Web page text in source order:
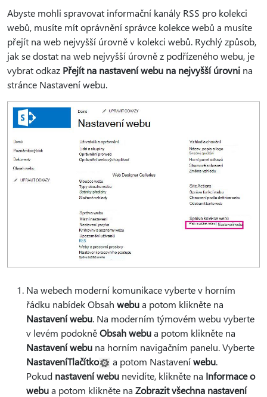
Abyste mohli spravovat informační kanály RSS pro kolekci
webů, musíte mít oprávnění správce kolekce webů a musíte
přejít na web nejvyšší úrovně v kolekci webů. Rychlý způsob,
jak se dostat na web nejvyšší úrovně z podřízeného webu, je
vybrat odkaz Přejít na nastavení webu na nejvyšší úrovni na
stránce Nastavení webu.
Na webech moderní komunikace vyberte v horním
řádku nabídek Obsah webua potom klikněte na
Nastavení webu. Na moderním týmovém webu vyberte
v levém podokněObsah webua potom klikněte na
Nastavení webu na horním navigačním panelu. Vyberte
NastaveníTlačítko
a potom Nastaveníwebu.
Pokud nastavení webu nevidíte, klikněte na Informace o
webua potom klikněte na Zobrazit všechna nastavení